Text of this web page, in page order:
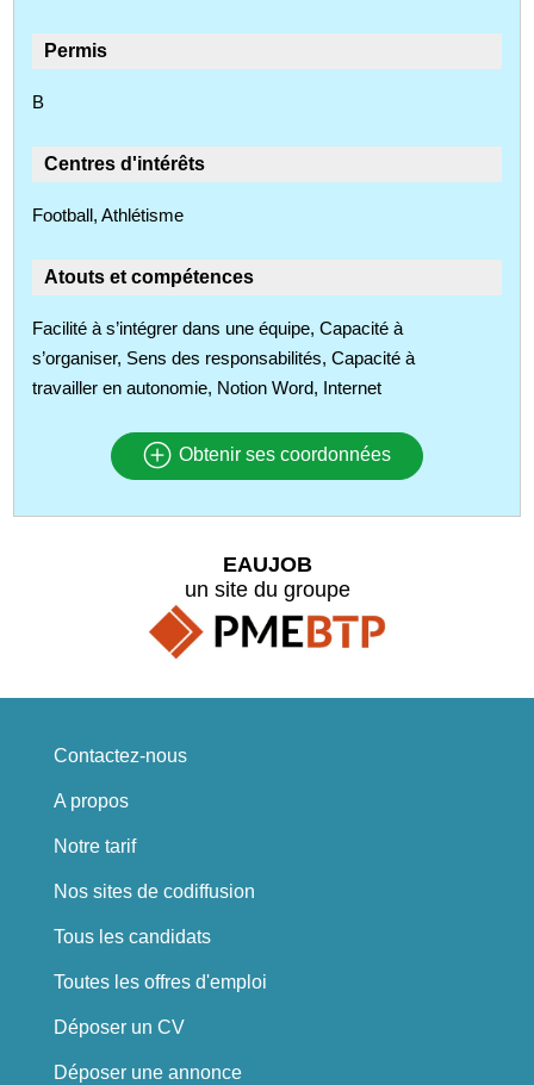
Permis
B
Centres d'intérêts
Football, Athlétisme
Atouts et compétences
Facilité à s’intégrer dans une équipe, Capacité à
s’organiser, Sens des responsabilités, Capacité à
travailler en autonomie, Notion Word, Internet
Obtenir ses coordonnées
EAUJOB
un site du groupe
Contactez-nous
A propos
Notre tarif
Nos sites de codiffusion
Tous les candidats
Toutes les offres d'emploi
Déposer un CV
Déposer une annonce